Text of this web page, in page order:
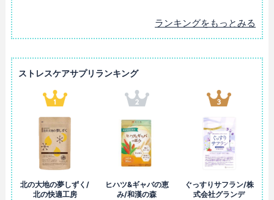
ランキングをもっとみる
ストレスケアサプリランキング
北の大地の夢しずく/
北の快適工房
ヒハツ&ギャバの恵
み/和漢の森
ぐっすりサフラン/株
式会社グランデ